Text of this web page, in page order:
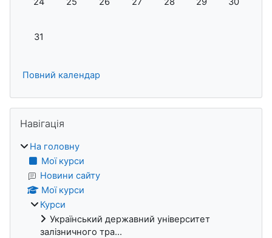
Немає подій, понеділок, 31 серпня
31
Повний календар
Навігація
На головну
Мої курси
Новини сайту
Мої курси
Курси
Український державний університет
залізничного тра...